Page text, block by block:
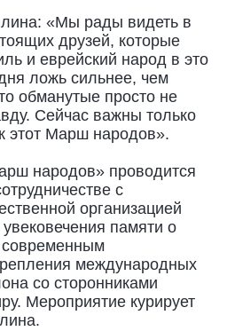
«Мы рады видеть в
друзей, которые
и еврейский народ в это
ложь сильнее, чем
обманутые просто не
Сейчас важны только
этот Марш народов».
народов» проводится
с
организацией
памяти о
современным
международных
со сторонниками
Мероприятие курирует